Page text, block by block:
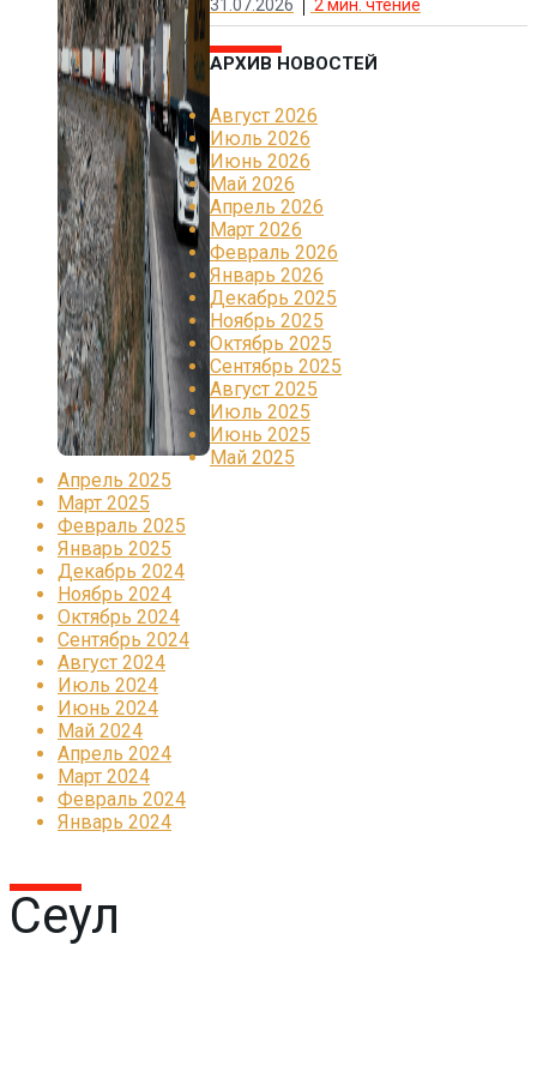
31.07.2026 2 мин. чтение
АРХИВ НОВОСТЕЙ
Август 2026
Июль 2026
Июнь 2026
Май 2026
Апрель 2026
Март 2026
Февраль 2026
Январь 2026
Декабрь 2025
Ноябрь 2025
Октябрь 2025
Сентябрь 2025
Август 2025
Июль 2025
Июнь 2025
Май 2025
Апрель 2025
Март 2025
Февраль 2025
Январь 2025
Декабрь 2024
Ноябрь 2024
Октябрь 2024
Сентябрь 2024
Август 2024
Июль 2024
Июнь 2024
Май 2024
Апрель 2024
Март 2024
Февраль 2024
Январь 2024
Сеул